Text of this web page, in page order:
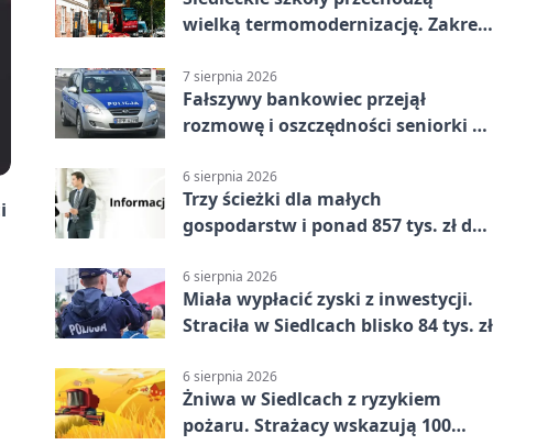
wielką termomodernizację. Zakres
7 sierpnia 2026
Fałszywy bankowiec przejął
rozmowę i oszczędności seniorki z
6 sierpnia 2026
Trzy ścieżki dla małych
gospodarstw i ponad 857 tys. zł do
6 sierpnia 2026
Miała wypłacić zyski z inwestycji.
Straciła w Siedlcach blisko 84 tys. zł
6 sierpnia 2026
Żniwa w Siedlcach z ryzykiem
pożaru. Strażacy wskazują 100